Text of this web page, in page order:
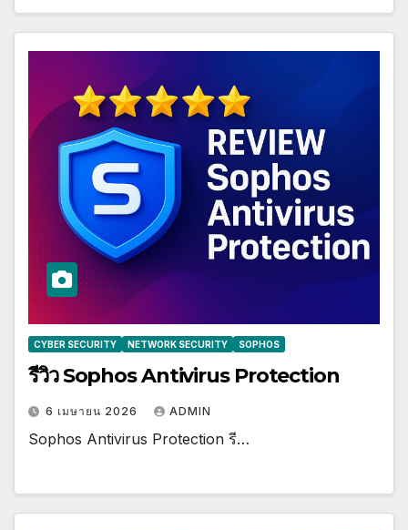
CYBER SECURITY NETWORK SECURITY SOPHOS
รีวิว Sophos Antivirus Protection
6 เมษายน 2026 ADMIN
Sophos Antivirus Protection รี…